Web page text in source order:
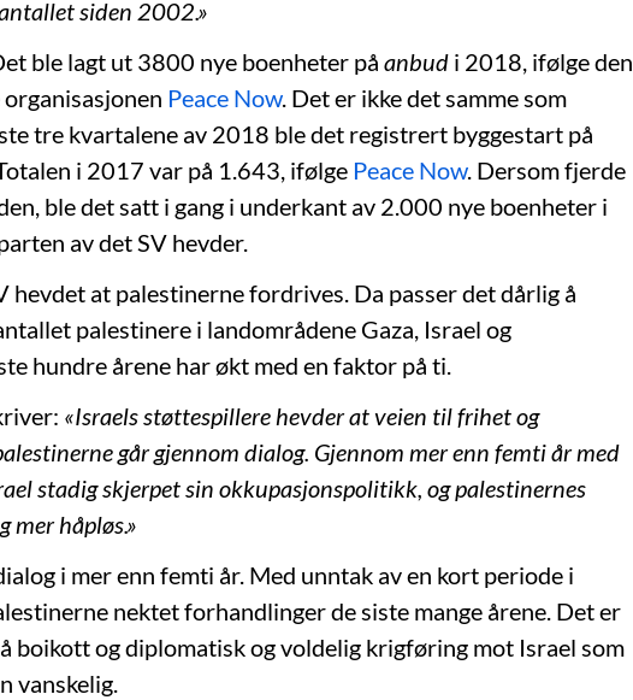
siden 2002.»
ble lagt ut 3800 nye boenheter på anbud i 2018, ifølge den
Peace Now. Det er ikke det samme som
tre kvartalene av 2018 ble det registrert byggestart på
i 2017 var på 1.643, ifølge Peace Now. Dersom fjerde
ble det satt i gang i underkant av 2.000 nye boenheter i
av det SV hevder.
hevdet at palestinerne fordrives. Da passer det dårlig å
palestinere i landområdene Gaza, Israel og
hundre årene har økt med en faktor på ti.
«Israels støttespillere hevder at veien til frihet og
går gjennom dialog. Gjennom mer enn femti år med
stadig skjerpet sin okkupasjonspolitikk, og palestinernes
mer håpløs.»
i mer enn femti år. Med unntak av en kort periode i
nektet forhandlinger de siste mange årene. Det er
boikott og diplomatisk og voldelig krigføring mot Israel som
vanskelig.